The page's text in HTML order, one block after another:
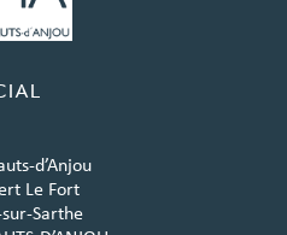
d’Anjou
Le Fort
Sarthe